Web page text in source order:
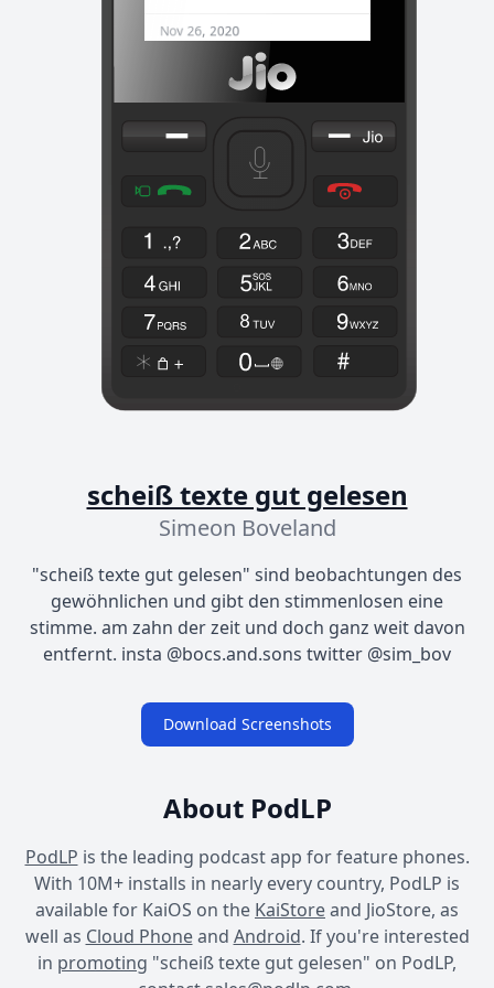
scheiß texte gut gelesen
Simeon Boveland
"scheiß texte gut gelesen" sind beobachtungen des
gewöhnlichen und gibt den stimmenlosen eine
stimme. am zahn der zeit und doch ganz weit davon
entfernt. insta @bocs.and.sons twitter @sim_bov
Download Screenshots
About PodLP
PodLP is the leading podcast app for feature phones.
With 10M+ installs in nearly every country, PodLP is
available for KaiOS on the KaiStoreand JioStore, as
well as Cloud Phoneand Android. If you're interested
in promoting "scheiß texte gut gelesen" on PodLP,